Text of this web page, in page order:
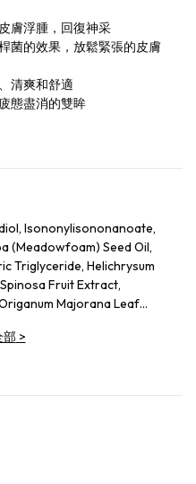
膚浮腫，回復神采
菌的效果，放鬆緊張的皮膚
清爽和舒適
態盡消的雙眸
Isononylisononanoate,
(Meadowfoam) Seed Oil,
Triglyceride, Helichrysum
Fruit Extract,
Majorana Leaf
Extract, Acmella
Citrate, Ammonium
Polysaccharides,
部>